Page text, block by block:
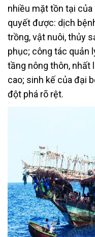
nhiều mặt tồn tại
quyết được: dịch
trồng, vật nuôi, thủy
phục; công tác quản
tầng nông thôn, nhất
cao; sinh kế của đại
đột phá rõ rệt.